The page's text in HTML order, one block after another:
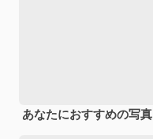
あなたにおすすめの写真